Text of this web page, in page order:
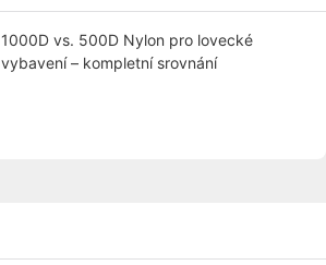
1000D vs. 500D Nylon pro lovecké
vybavení – kompletní srovnání